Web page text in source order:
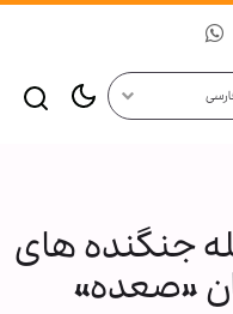
جنگنده های
«صعده»